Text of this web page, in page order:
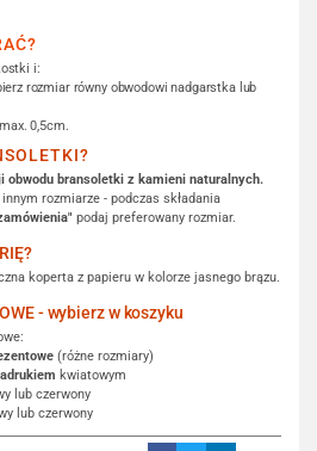
i:
rozmiar równy obwodowi nadgarstka lub
0,5cm.
bransoletki z kamieni naturalnych.
rozmiarze - podczas składania
podaj preferowany rozmiar.
koperta z papieru w kolorze jasnego brązu.
- wybierz w koszyku
(różne rozmiary)
kwiatowym
lub czerwony
lub czerwony